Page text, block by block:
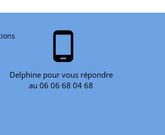
phone_android
Delphine pour vous répondre
au 06 06 68 04 68